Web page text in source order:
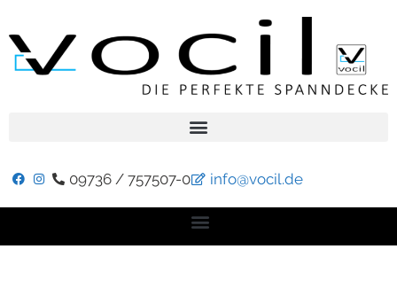
09736 / 757507-0 info@vocil.de